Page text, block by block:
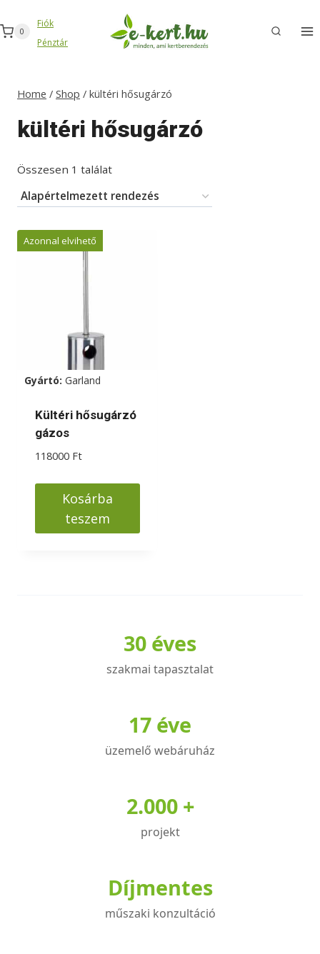
to
content
0
Fiók
Pénztár
Home / Shop / kültéri hősugárzó
kültéri hősugárzó
Összesen 1 találat
Azonnal elvihető
Gyártó: Garland
Kültéri hősugárzó
gázos
118000 Ft
Kosárba
teszem
30 éves
szakmai tapasztalat
17 éve
üzemelő webáruház
2.000 +
projekt
Díjmentes
műszaki konzultáció